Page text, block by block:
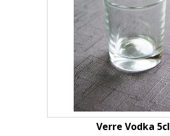
Verre Vodka 5cl